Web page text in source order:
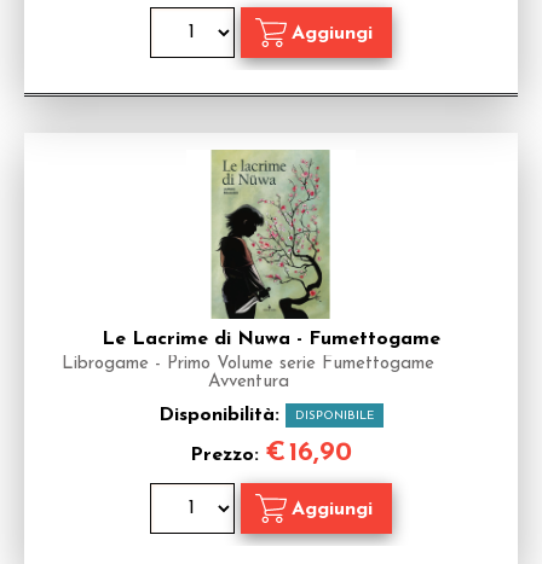
Le Lacrime di Nuwa - Fumettogame
Librogame - Primo Volume serie Fumettogame
Avventura
Disponibilità: DISPONIBILE
Prezzo: €16,90